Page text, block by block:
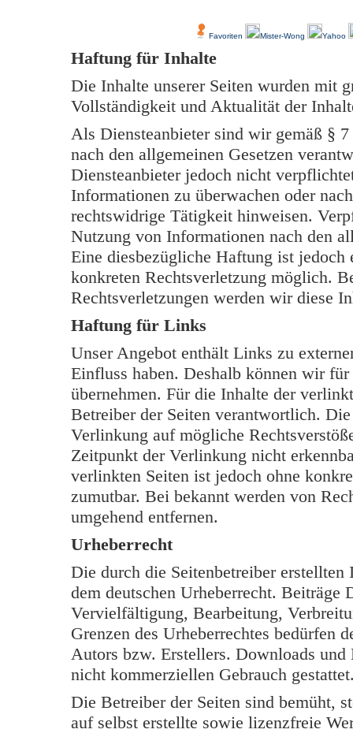
Favoriten Mister-Wong Yahoo
Haftung für Inhalte
Die Inhalte unserer Seiten wurden mit
Vollständigkeit und Aktualität der
Als Diensteanbieter sind wir gemäß §
nach den allgemeinen Gesetzen
Diensteanbieter jedoch nicht
Informationen zu überwachen oder
rechtswidrige Tätigkeit hinweisen.
Nutzung von Informationen nach den
Eine diesbezügliche Haftung ist
konkreten Rechtsverletzung möglich.
Rechtsverletzungen werden wir diese
Haftung für Links
Unser Angebot enthält Links zu
Einfluss haben. Deshalb können wir
übernehmen. Für die Inhalte der
Betreiber der Seiten verantwortlich.
Verlinkung auf mögliche
Zeitpunkt der Verlinkung nicht
verlinkten Seiten ist jedoch ohne
zumutbar. Bei bekannt werden von
umgehend entfernen.
Urheberrecht
Die durch die Seitenbetreiber
dem deutschen Urheberrecht.
Vervielfältigung, Bearbeitung,
Grenzen des Urheberrechtes bedürfen
Autors bzw. Erstellers. Downloads
nicht kommerziellen Gebrauch
Die Betreiber der Seiten sind bemüht,
auf selbst erstellte sowie lizenzfreie